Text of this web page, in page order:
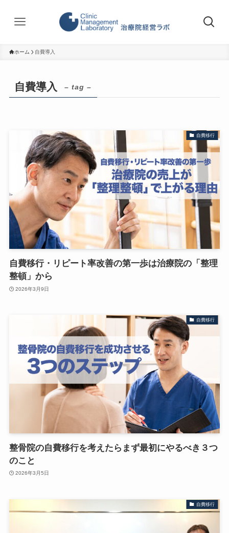
ホーム 自費導入
自費導入 – tag –
自費移行
自費移行・リピート率改善の第一歩は治療院の「整理
整頓」から
2026年3月9日
自費移行
整骨院の自費移行を考えたらまず最初にやるべき３つ
のこと
2026年3月5日
自費移行